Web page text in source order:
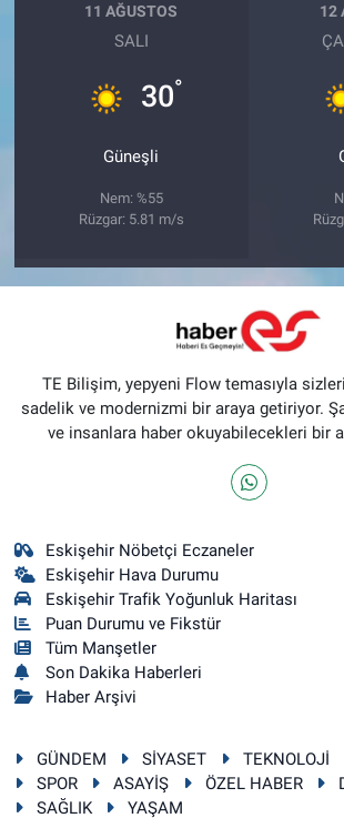
11 AĞUSTOS
SALI
30°
Güneşli
Nem: %55
Rüzgar: 5.81 m/s
12
TE Bilişim, yepyeni Flow temasıyla
sadelik ve modernizmi bir araya getiriyor.
ve insanlara haber okuyabilecekleri bir
Eskişehir Nöbetçi Eczaneler
Eskişehir Hava Durumu
Eskişehir Trafik Yoğunluk Haritası
Puan Durumu ve Fikstür
Tüm Manşetler
Son Dakika Haberleri
Haber Arşivi
GÜNDEM SİYASET TEKNOLOJİ
SPOR
ASAYİŞ ÖZEL HABER
SAĞLIK
YAŞAM